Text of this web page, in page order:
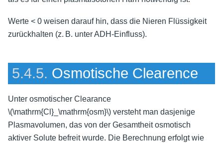
Werte < 0 weisen darauf hin, dass die Nieren Flüssigkeit
zurückhalten (z. B. unter ADH-Einfluss).
5.4.5. Osmotische Clearence
Unter osmotischer Clearance
\(\mathrm{Cl}_\mathrm{osm}\) versteht man dasjenige
Plasmavolumen, das von der Gesamtheit osmotisch
aktiver Solute befreit wurde. Die Berechnung erfolgt wie